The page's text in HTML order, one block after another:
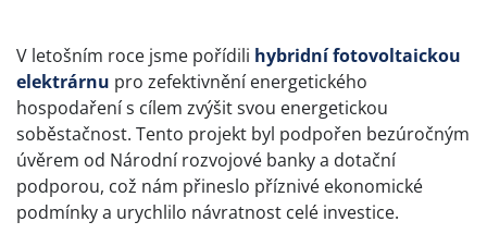
V letošním roce jsme pořídili hybridní fotovoltaickou
elektrárnu pro zefektivnění energetického
hospodaření s cílem zvýšit svou energetickou
soběstačnost. Tento projekt byl podpořen bezúročným
úvěrem od Národní rozvojové banky a dotační
podporou, což nám přineslo příznivé ekonomické
podmínky a urychlilo návratnost celé investice.